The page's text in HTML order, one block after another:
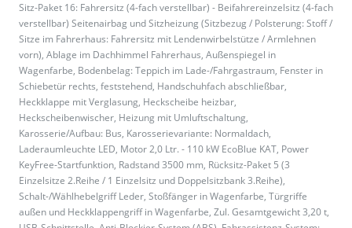
Sitz-Paket 16: Fahrersitz (4-fach verstellbar) - Beifahrereinzelsitz (4-fach
verstellbar) Seitenairbag und Sitzheizung (Sitzbezug / Polsterung: Stoff /
Sitze im Fahrerhaus: Fahrersitz mit Lendenwirbelstütze / Armlehnen
vorn), Ablage im Dachhimmel Fahrerhaus, Außenspiegel in
Wagenfarbe, Bodenbelag: Teppich im Lade-/Fahrgastraum, Fenster in
Schiebetür rechts, feststehend, Handschuhfach abschließbar,
Heckklappe mit Verglasung, Heckscheibe heizbar,
Heckscheibenwischer, Heizung mit Umluftschaltung,
Karosserie/Aufbau: Bus, Karosserievariante: Normaldach,
Laderaumleuchte LED, Motor 2,0 Ltr. - 110 kW EcoBlue KAT, Power
KeyFree-Startfunktion, Radstand 3500 mm, Rücksitz-Paket 5 (3
Einzelsitze 2.Reihe / 1 Einzelsitz und Doppelsitzbank 3.Reihe),
Schalt-/Wählhebelgriff Leder, Stoßfänger in Wagenfarbe, Türgriffe
außen und Heckklappengriff in Wagenfarbe, Zul. Gesamtgewicht 3,20 t,